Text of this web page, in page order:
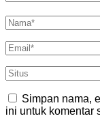
Simpan nama,
ini untuk komentar